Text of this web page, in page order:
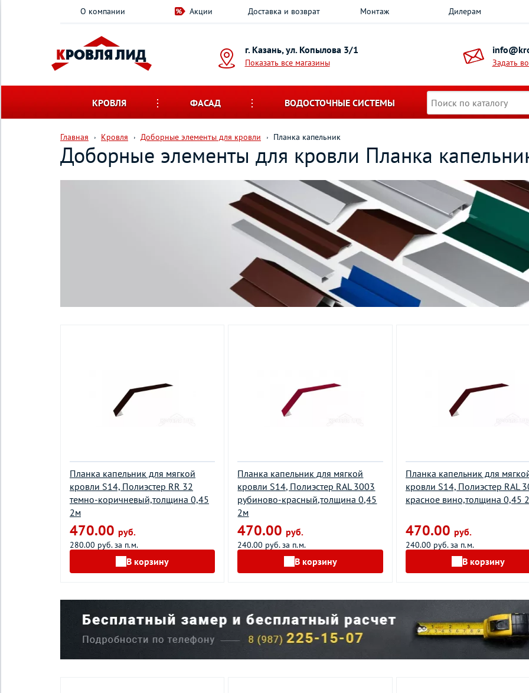
О компании Акции Доставка и возврат Монтаж Дилерам
г. Казань, ул. Копылова 3/1
Показать все магазины Задать
КРОВЛЯ ФАСАД ВОДОСТОЧНЫЕ СИСТЕМЫ
Главная Кровля Доборные элементы для кровли Планка капельник
Доборные элементы для кровли Планка
Планка капельник для мягкой
кровли S14, Полиэстер RR 32
темно-коричневый,толщина 0,45
2м
470.00 руб.
280.00 руб. за п.м.
В корзину
Планка капельник для мягкой
кровли S14, Полиэстер RAL 3003
рубиново-красный,толщина 0,45
2м
470.00руб.
240.00 руб. за п.м.
В корзину
Планка капельник для
кровли S14, Полиэстер RAL
красное вино,толщина 0,45
470.00 руб.
240.00 руб. за п.м.
В корзину